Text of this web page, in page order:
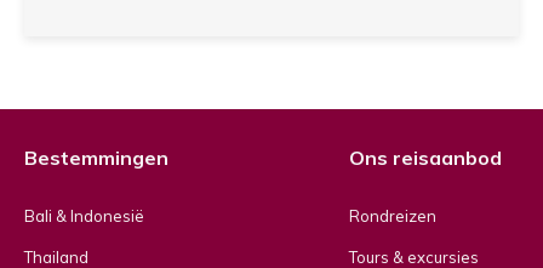
Bestemmingen
Bali & Indonesië
Thailand
Ons reisaanbod
Rondreizen
Tours & excursies